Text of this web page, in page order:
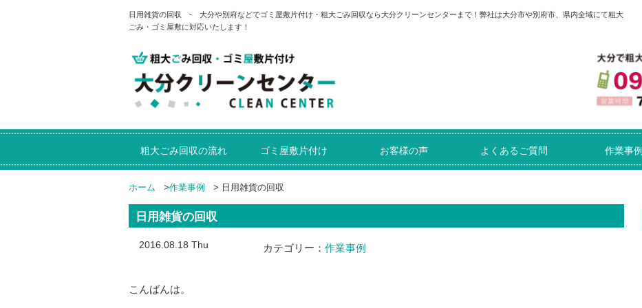
日用雑貨の回収 - 大分や別府などでゴミ屋敷片付け・粗大ごみ回収なら大分クリーンセンターまで！弊社は大分市や別府市、県内全域にて粗大
ごみ・ゴミ屋敷に対応いたします！
粗大ごみ回収の流れ ゴミ屋敷片付け お客様の声 よくあるご質問 作業事例
ホーム >作業事例 > 日用雑貨の回収
日用雑貨の回収
2016.08.18 Thu カテゴリー： 作業事例
こんばんは。